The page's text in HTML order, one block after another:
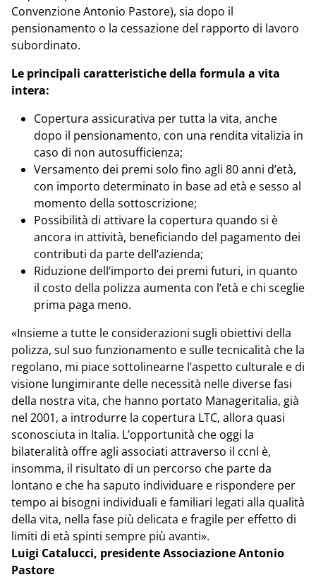
Convenzione Antonio Pastore), sia dopo il
pensionamento o la cessazione del rapporto di lavoro
subordinato.
Le principali caratteristiche della formula a vita
intera:
Copertura assicurativa per tutta la vita, anche
dopo il pensionamento, con una rendita vitalizia in
caso di non autosufficienza;
Versamento dei premi solo fino agli 80 anni d’età,
con importo determinato in base ad età e sesso al
momento della sottoscrizione;
Possibilità di attivare la copertura quando si è
ancora in attività, beneficiando del pagamento dei
contributi da parte dell’azienda;
Riduzione dell’importo dei premi futuri, in quanto
il costo della polizza aumenta con l’età e chi sceglie
prima paga meno.
«Insieme a tutte le considerazioni sugli obiettivi della
polizza, sul suo funzionamento e sulle tecnicalità che la
regolano, mi piace sottolinearne l’aspetto culturale e di
visione lungimirante delle necessità nelle diverse fasi
della nostra vita, che hanno portato Manageritalia, già
nel 2001, a introdurre la copertura LTC, allora quasi
sconosciuta in Italia. L’opportunità che oggi la
bilateralità offre agli associati attraverso il ccnl è,
insomma, il risultato di un percorso che parte da
lontano e che ha saputo individuare e rispondere per
tempo ai bisogni individuali e familiari legati alla qualità
della vita, nella fase più delicata e fragile per effetto di
limiti di età spinti sempre più avanti».
Luigi Catalucci, presidente Associazione Antonio
Pastore